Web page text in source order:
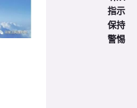
指示
保持
警惕